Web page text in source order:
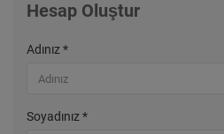
Hesap Oluştur
Adınız *
Soyadınız *